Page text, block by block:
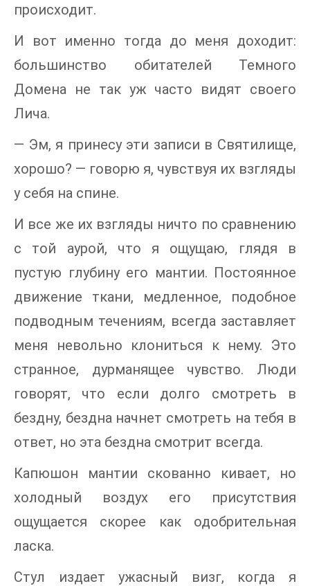
происходит.
И вот именно тогда до меня доходит:
большинство обитателей Темного
Домена не так уж часто видят своего
Лича.
— Эм, я принесу эти записи в Святилище,
хорошо? — говорю я, чувствуя их взгляды
у себя на спине.
И все же их взгляды ничто по сравнению
с той аурой, что я ощущаю, глядя в
пустую глубину его мантии. Постоянное
движение ткани, медленное, подобное
подводным течениям, всегда заставляет
меня невольно клониться к нему. Это
странное, дурманящее чувство. Люди
говорят, что если долго смотреть в
бездну, бездна начнет смотреть на тебя в
ответ, но эта бездна смотрит всегда.
Капюшон мантии скованно кивает, но
холодный воздух его присутствия
ощущается скорее как одобрительная
ласка.
Стул издает ужасный визг, когда я